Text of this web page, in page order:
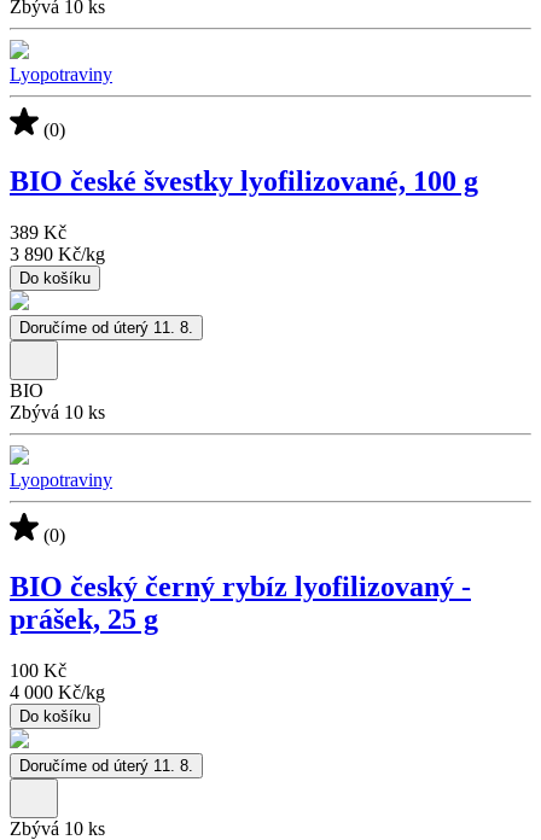
Zbývá 10 ks
Lyopotraviny
(0)
BIO české švestky lyofilizované, 100 g
389 Kč
3 890 Kč/kg
Do košíku
Doručíme od úterý 11. 8.
BIO
Zbývá 10 ks
Lyopotraviny
(0)
BIO český černý rybíz lyofilizovaný -
prášek, 25 g
100 Kč
4 000 Kč/kg
Do košíku
Doručíme od úterý 11. 8.
Zbývá 10 ks